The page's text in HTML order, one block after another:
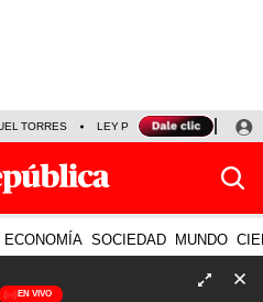
TORRES LEY PULPÍN PRECIO DEL
ECONOMÍA SOCIEDAD MUNDO
EN VIVO